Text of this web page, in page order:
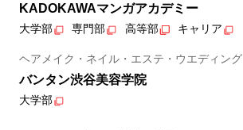
KADOKAWAマンガアカデミー
大学部 専門部 高等部 キャリア
ヘアメイク・ネイル・エステ・ウエディング
バンタン渋谷美容学院
大学部